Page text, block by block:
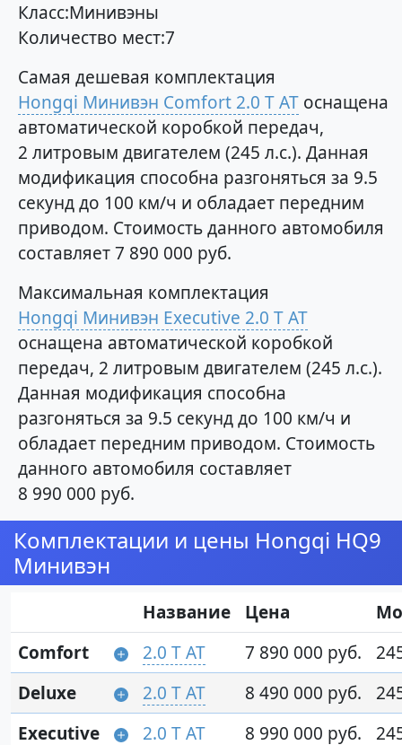
Класс:Минивэны
Количество мест:7
Самая дешевая комплектация
Hongqi Минивэн Comfort 2.0 T AT оснащена
автоматической коробкой передач,
2 литровым двигателем (245 л.с.). Данная
модификация способна разгоняться за 9.5
секунд до 100 км/ч и обладает передним
приводом. Стоимость данного автомобиля
составляет 7 890 000 руб.
Максимальная комплектация
Hongqi Минивэн Executive 2.0 T AT
оснащена автоматической коробкой
передач, 2 литровым двигателем (245 л.с.).
Данная модификация способна
разгоняться за 9.5 секунд до 100 км/ч и
обладает передним приводом. Стоимость
данного автомобиля составляет
8 990 000 руб.
Комплектации и цены Hongqi HQ9
Минивэн
Название Цена
Comfort
2.0 T AT 7 890 000 руб.
Deluxe
2.0 T AT 8 490 000 руб.
Executive
2.0 T AT 8 990 000 руб.